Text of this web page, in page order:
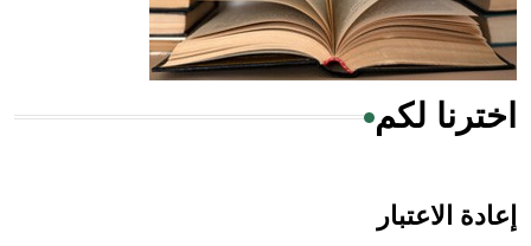
أجود أنواعه، ويمتاز بكبر الحجم ويسمى الش
هل تعلم أن الأبسيد كلمة فرنسية اللفظ تم اعتمادها مصطلحاً
اخترنا لكم
إعادة الاعتبار